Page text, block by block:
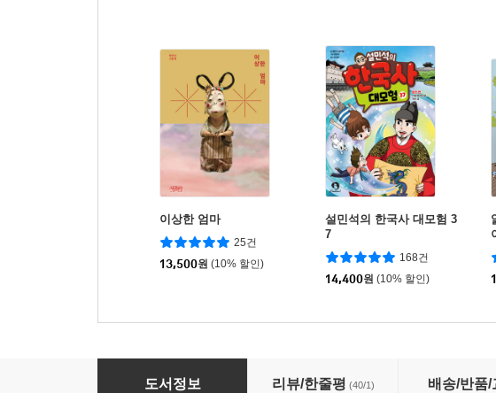
이상한 엄마
25건
13,500원 (10% 할인)
설민석의 한국사 대모험 3
7
168건
14,400원 (10% 할인)
케이팝 데몬 헌터스 오리지널 무비 코믹북
도서정보 리뷰/한줄평 (40/1) 배송/반품/